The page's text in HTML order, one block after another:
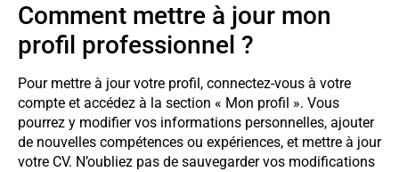
Comment mettre à jour mon
profil professionnel ?
Pour mettre à jour votre profil, connectez-vous à votre
compte et accédez à la section « Mon profil ». Vous
pourrez y modifier vos informations personnelles, ajouter
de nouvelles compétences ou expériences, et mettre à jour
votre CV. N’oubliez pas de sauvegarder vos modifications